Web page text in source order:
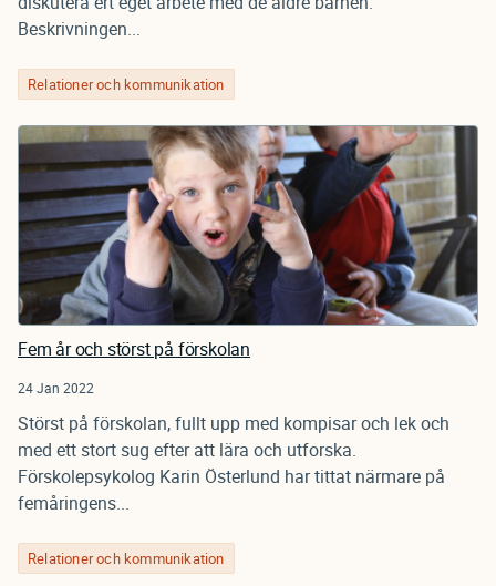
Beskrivningen...
Relationer och kommunikation
Fem år och störst på förskolan
24 Jan 2022
Störst på förskolan, fullt upp med kompisar och lek och
med ett stort sug efter att lära och utforska.
Förskolepsykolog Karin Österlund har tittat närmare på
femåringens...
Relationer och kommunikation